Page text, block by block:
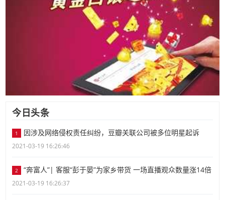
今日头条
1 因涉及网络侵权责任纠纷，豆瓣关联公司被多位明星起诉
2021-03-19 16:26:46
2 “奔富人”| 客服“彭于晏”为家乡带货 一场直播观众数量涨14倍
2021-03-19 16:26:37